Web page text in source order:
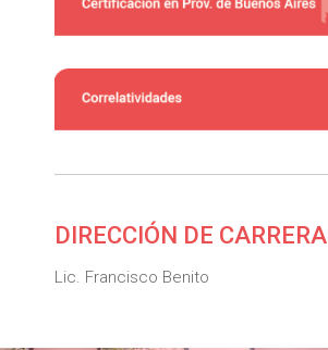
DIRECCIÓN DE CARRERA
Lic. Francisco Benito